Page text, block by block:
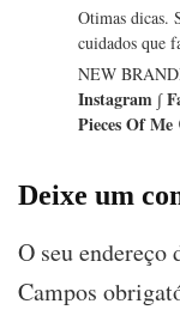
Otimas dicas.
cuidados que
NEW
Instagram ∫
Pieces Of Me
Deixe um
O seu endereço
Campos